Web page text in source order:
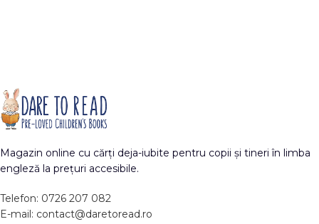
Magazin online cu cărți deja-iubite pentru copii și tineri în limba
engleză la prețuri accesibile.
Telefon: 0726 207 082
E-mail: contact@daretoread.ro